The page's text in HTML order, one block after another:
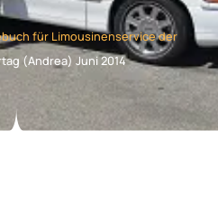
für Limousinenservice der
(Andrea) Juni 2014